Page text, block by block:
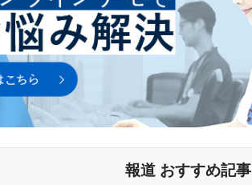
報道 おすすめ記事